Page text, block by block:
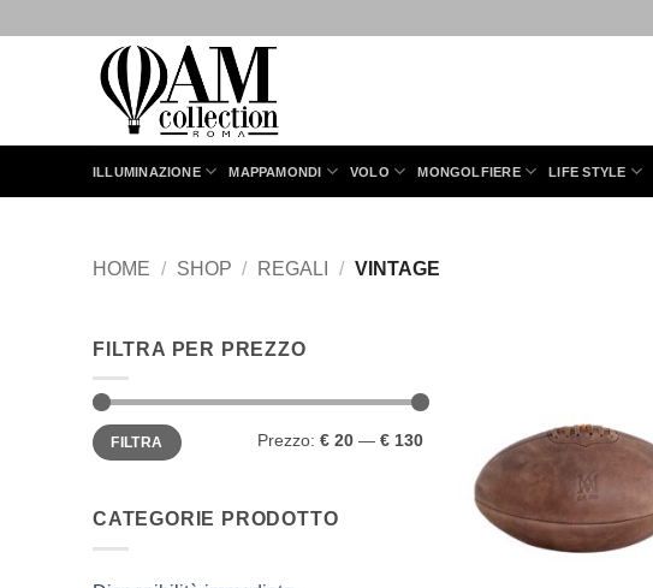
ILLUMINAZIONE MAPPAMONDI VOLO MONGOLFIERE LIFE STYLE
HOME / SHOP / REGALI / VINTAGE
FILTRA PER PREZZO
Prezzo
Min
Prezzo
MaxFILTRA Prezzo: € 20 — € 130
CATEGORIE PRODOTTO